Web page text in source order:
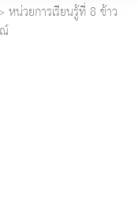
หน่วยการเรียนรู้ที่ 8 ข้าว